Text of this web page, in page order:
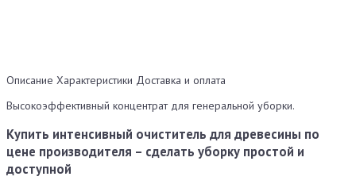
Описание Характеристики Доставка и оплата
Высокоэффективный концентрат для генеральной уборки.
Купить интенсивный очиститель для древесины по
цене производителя – сделать уборку простой и
доступной